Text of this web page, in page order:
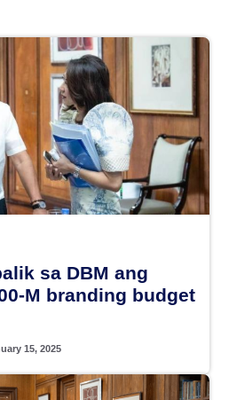
sa DBM ang
M branding budget
15, 2025